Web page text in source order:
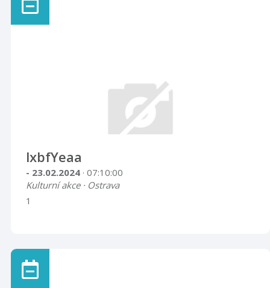
lxbfYeaa
- 23.02.2024 · 07:10:00
Kulturní akce · Ostrava
1